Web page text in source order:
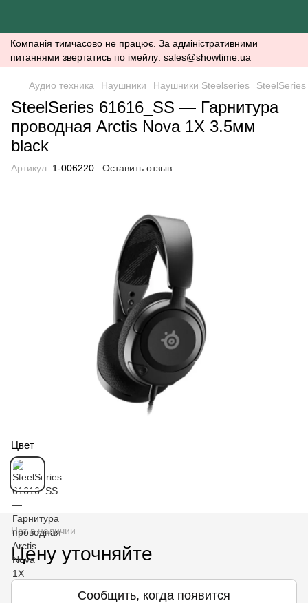
Компанія тимчасово не працює. За адміністративними
питаннями звертатись по імейлу: sales@showtime.ua
Аудио техника Наушники Наушники Steelseries
SteelSeries 61616_SS — Гарнитура
проводная Arctis Nova 1X 3.5мм
black
Артикул: 1-006220 Оставить отзыв
Цвет
Нет в наличии
Цену уточняйте
Сообщить, когда появится